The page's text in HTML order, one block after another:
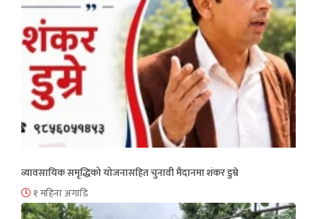
व्यावसायिक समृद्धिको योजनासहित चुनावी मैदानमा शंकर डुम्रे
१ महिना अगाडि